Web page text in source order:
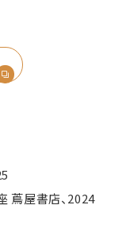
蔦屋書店、2024